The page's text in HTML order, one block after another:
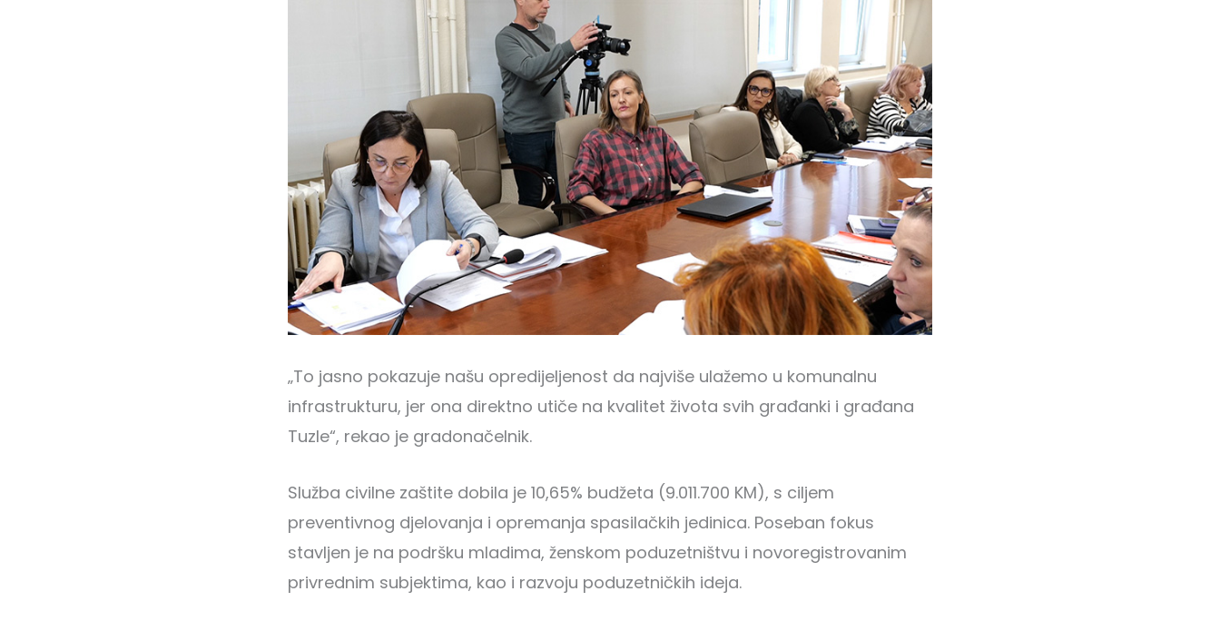
„To jasno pokazuje našu opredijeljenost da najviše ulažemo u komunalnu
infrastrukturu, jer ona direktno utiče na kvalitet života svih građanki i građana
Tuzle“, rekao je gradonačelnik.
Služba civilne zaštite dobila je 10,65% budžeta (9.011.700 KM), s ciljem
preventivnog djelovanja i opremanja spasilačkih jedinica. Poseban fokus
stavljen je na podršku mladima, ženskom poduzetništvu i novoregistrovanim
privrednim subjektima, kao i razvoju poduzetničkih ideja.